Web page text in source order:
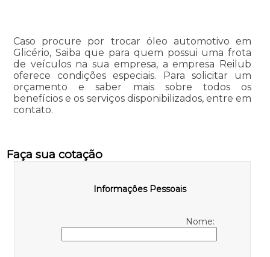
Caso procure por trocar óleo automotivo em
Glicério, Saiba que para quem possui uma frota
de veículos na sua empresa, a empresa Reilub
oferece condições especiais. Para solicitar um
orçamento e saber mais sobre todos os
benefícios e os serviços disponibilizados, entre em
contato.
Faça sua cotação
Informações Pessoais
Nome: